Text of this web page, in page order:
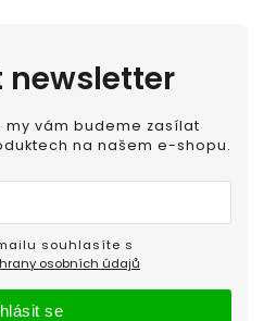
newsletter
vám budeme zasílat
na našem e-shopu.
osobních údajů
se